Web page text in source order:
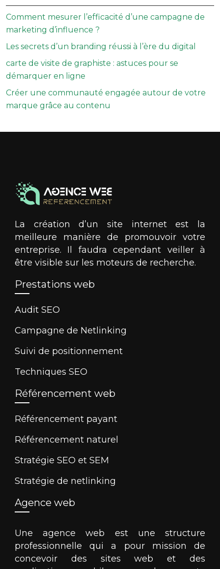
Comment mesurer l’efficacité d’une campagne de
marketing d’influence ?
Les secrets d’un branding réussi à l’ère du digital
carte de visite de graphiste : astuces pour se
démarquer en ligne
Créer une communauté engagée autour de votre
marque grâce au contenu
La création d’un site internet est la
meilleure manière de promouvoir votre
entreprise. Il faudra cependant veiller à
être visible sur les moteurs de recherche.
Prestations web
Audit SEO
Campagne de Netlinking
Suivi de positionnement
Techniques SEO
Référencement web
Référencement payant
Référencement naturel
Stratégie SEO et SEM
Stratégie de netlinking
Agence web
Une agence web est une structure
professionnelle qui a pour mission de
concevoir des sites web et des